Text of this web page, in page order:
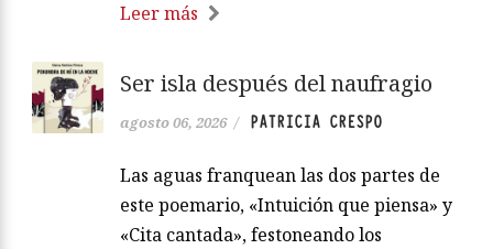
Leer más
Ser isla después del naufragio
agosto 06, 2026 / PATRICIA CRESPO
Las aguas franquean las dos partes de
este poemario, «Intuición que piensa» y
«Cita cantada», festoneando los